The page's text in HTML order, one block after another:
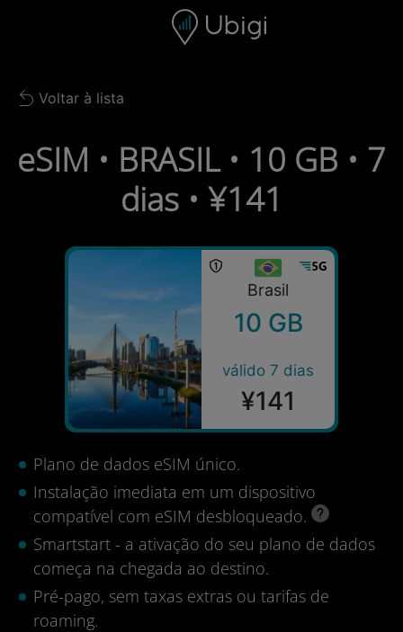
Barra de navegação
Back to list
Voltar à lista
eSIM • BRASIL • 10 GB • 7
dias • ¥141
Brasil
10 GB
válido 7 dias
¥141
Plano de dados eSIM único.
Instalação imediata em um dispositivo
compatível com eSIM desbloqueado.
Smartstart - a ativação do seu plano de dados
começa na chegada ao destino.
Pré-pago, sem taxas extras ou tarifas de
roaming.